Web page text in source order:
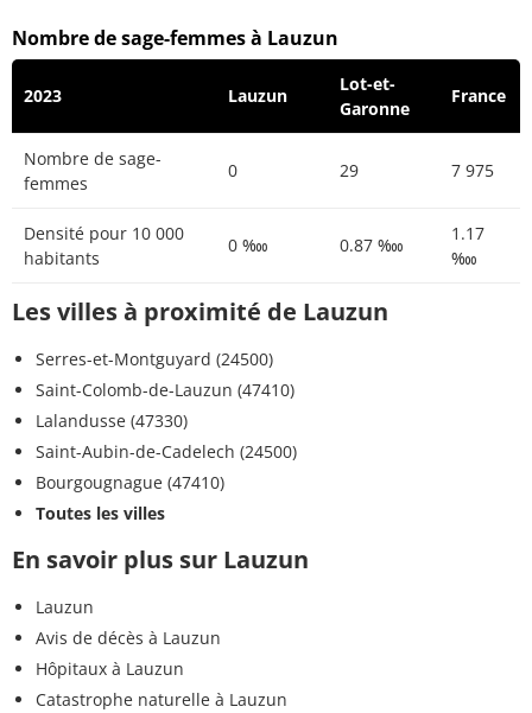
Nombre de sage-femmes à Lauzun
2023 Lauzun
Lot-et-
Garonne
France
Nombre de sage-
femmes
0 29 7 975
Densité pour 10 000
habitants
0 ‱ 0.87 ‱
1.17
‱
Les villes à proximité de Lauzun
Serres-et-Montguyard (24500)
Saint-Colomb-de-Lauzun (47410)
Lalandusse (47330)
Saint-Aubin-de-Cadelech (24500)
Bourgougnague (47410)
Toutes les villes
En savoir plus sur Lauzun
Lauzun
Avis de décès à Lauzun
Hôpitaux à Lauzun
Catastrophe naturelle à Lauzun